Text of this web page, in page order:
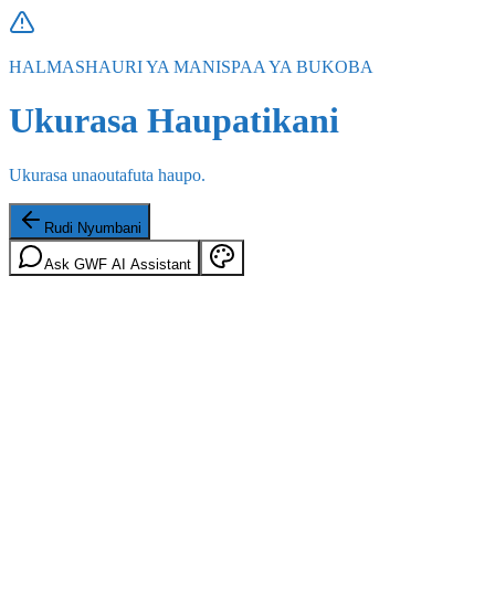
HALMASHAURI YA MANISPAA YA BUKOBA
Ukurasa Haupatikani
Ukurasa unaoutafuta haupo.
Rudi Nyumbani
Ask GWF AI Assistant